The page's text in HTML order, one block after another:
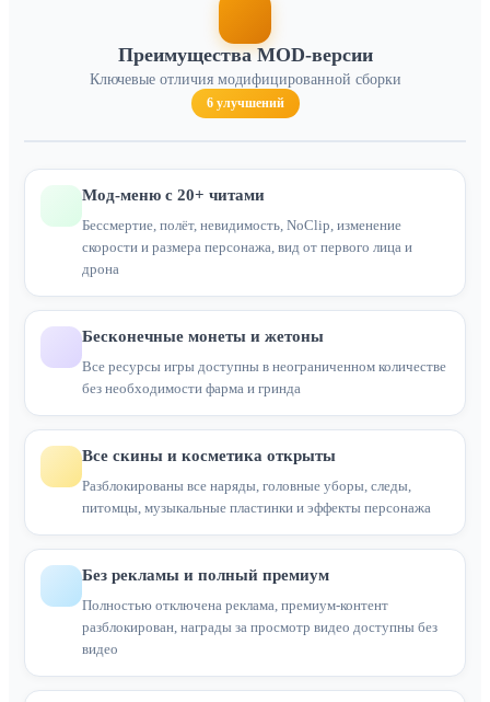
Преимущества MOD-версии
Ключевые отличия модифицированной сборки
6 улучшений
Мод-меню с 20+ читами
Бессмертие, полёт, невидимость, NoClip, изменение
скорости и размера персонажа, вид от первого лица и
дрона
Бесконечные монеты и жетоны
Все ресурсы игры доступны в неограниченном количестве
без необходимости фарма и гринда
Все скины и косметика открыты
Разблокированы все наряды, головные уборы, следы,
питомцы, музыкальные пластинки и эффекты персонажа
Без рекламы и полный премиум
Полностью отключена реклама, премиум-контент
разблокирован, награды за просмотр видео доступны без
видео